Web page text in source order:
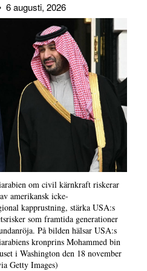
6 augusti, 2026
om civil kärnkraft riskerar
amerikansk icke-
kapprustning, stärka USA:s
som framtida generationer
På bilden hälsar USA:s
kronprins Mohammed bin
i Washington den 18 november
Getty Images)